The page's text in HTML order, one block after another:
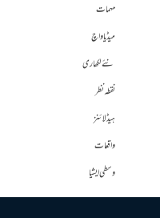
مہمات
میڈیا واچ
نئے لکھاری
نقطہ نظر
ہیڈلائنز
واقعات
وسطی ایشیا